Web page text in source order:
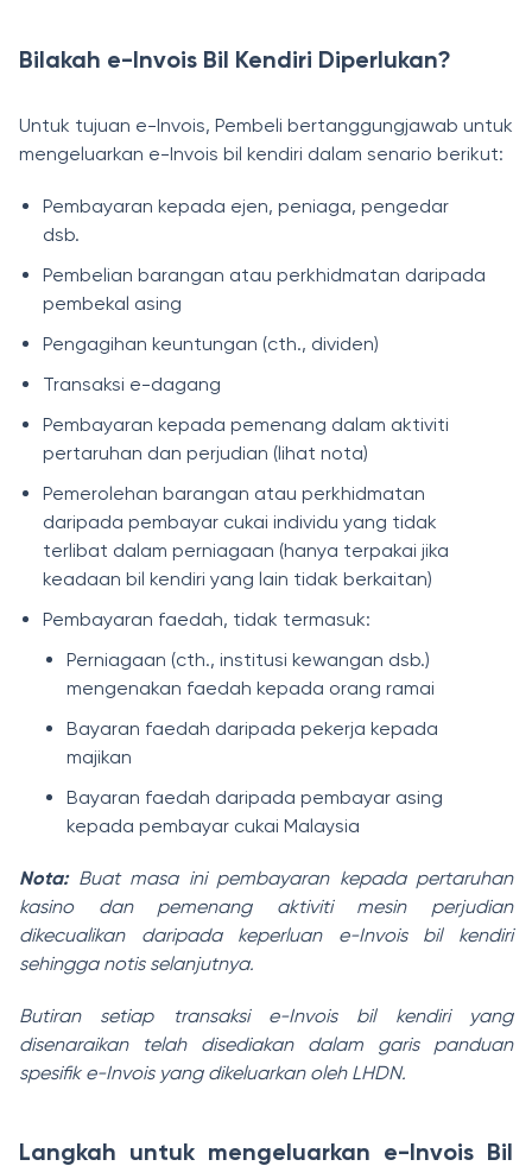
Bilakah e-Invois Bil Kendiri Diperlukan?
Untuk tujuan e-Invois, Pembeli bertanggungjawab untuk
mengeluarkan e-Invois bil kendiri dalam senario berikut:
Pembayaran kepada ejen, peniaga, pengedar
dsb.
Pembelian barangan atau perkhidmatan daripada
pembekal asing
Pengagihan keuntungan (cth., dividen)
Transaksi e-dagang
Pembayaran kepada pemenang dalam aktiviti
pertaruhan dan perjudian (lihat nota)
Pemerolehan barangan atau perkhidmatan
daripada pembayar cukai individu yang tidak
terlibat dalam perniagaan (hanya terpakai jika
keadaan bil kendiri yang lain tidak berkaitan)
Pembayaran faedah, tidak termasuk:
Perniagaan (cth., institusi kewangan dsb.)
mengenakan faedah kepada orang ramai
Bayaran faedah daripada pekerja kepada
majikan
Bayaran faedah daripada pembayar asing
kepada pembayar cukai Malaysia
Nota:Buat masa ini pembayaran kepada pertaruhan
kasino dan pemenang aktiviti mesin perjudian
dikecualikan daripada keperluan e-Invois bil kendiri
sehingga notis selanjutnya.
Butiran setiap transaksi e-Invois bil kendiri yang
disenaraikan telah disediakan dalam garis panduan
spesifik e-Invois yang dikeluarkan oleh LHDN.
Langkah untuk mengeluarkan e-Invois Bil